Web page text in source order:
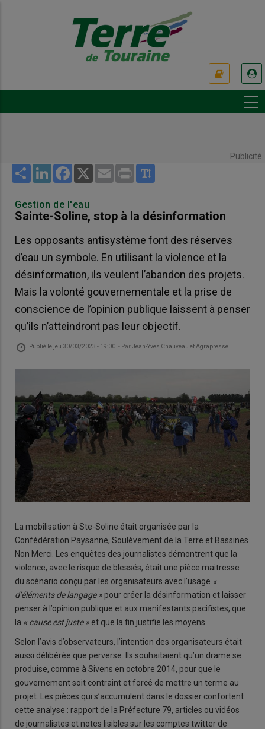
Publicité
Share LinkedInFacebook
X Email Print
Gestion de l'eau
Sainte-Soline, stop à la désinformation
Les opposants antisystème font des réserves
d’eau un symbole. En utilisant la violence et la
désinformation, ils veulent l’abandon des projets.
Mais la volonté gouvernementale et la prise de
conscience de l’opinion publique laissent à penser
qu’ils n’atteindront pas leur objectif.
Publié le jeu 30/03/2023 - 19:00 - Par Jean-Yves Chauveau et Agrapresse
La mobilisation à Ste-Soline était organisée par la
Confédération Paysanne, Soulèvement de la Terre et Bassines
Non Merci. Les enquêtes des journalistes démontrent que la
violence, avec le risque de blessés, était une pièce maitresse
du scénario conçu par les organisateurs avec l’usage «
d’éléments de langage » pour créer la désinformation et laisser
penser à l’opinion publique et aux manifestants pacifistes, que
la « cause est juste » et que la fin justifie les moyens.
Selon l’avis d’observateurs, l’intention des organisateurs était
aussi délibérée que perverse. Ils souhaitaient qu’un drame se
produise, comme à Sivens en octobre 2014, pour que le
gouvernement soit contraint et forcé de mettre un terme au
projet. Les pièces qui s’accumulent dans le dossier confortent
cette analyse : rapport de la Préfecture 79, articles ou vidéos
de journalistes et notes lisibles sur les comptes twitter de